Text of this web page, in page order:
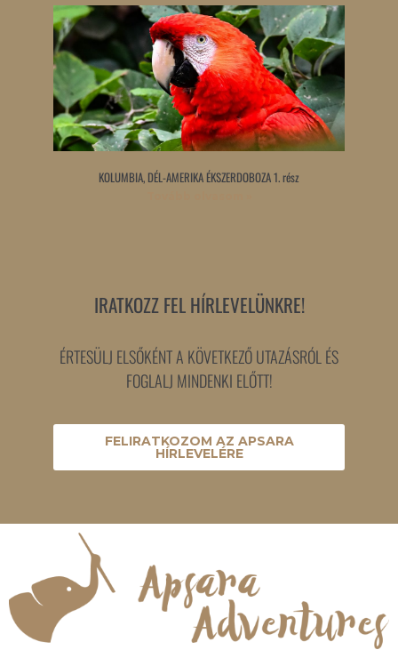
KOLUMBIA, DÉL-AMERIKA ÉKSZERDOBOZA 1. rész
IRATKOZZ FEL HÍRLEVELÜNKRE!
ÉRTESÜLJ ELSŐKÉNT A KÖVETKEZŐ UTAZÁSRÓL ÉS
FOGLALJ MINDENKI ELŐTT!
FELIRATKOZOM AZ APSARA
HÍRLEVELÉRE